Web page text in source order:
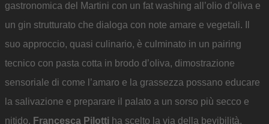
gastronomica del Martini con un fat washing all’olio d’oliva e
un gin strutturato che dialoga con note amare e vegetali. Il
suo approccio, quasi culinario, è culminato in un pairing
tecnico con pasta cotta in brodo d’oliva, dimostrazione
sensoriale di come l’amaro e la grassezza possano educare
la salivazione e preparare il palato a un sorso più secco e
nitido. Francesca Pilotti ha scelto la via della bevibilità,